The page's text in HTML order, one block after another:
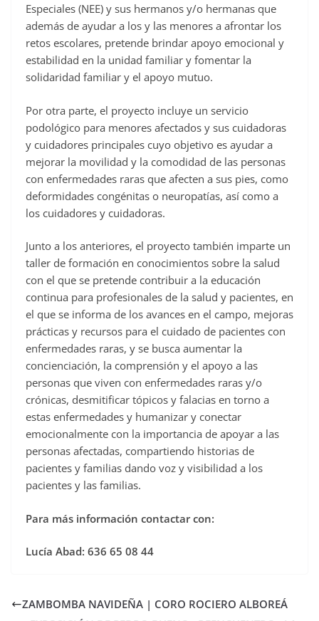
Especiales (NEE) y sus hermanos y/o hermanas que
además de ayudar a los y las menores a afrontar los
retos escolares, pretende brindar apoyo emocional y
estabilidad en la unidad familiar y fomentar la
solidaridad familiar y el apoyo mutuo.
Por otra parte, el proyecto incluye un servicio
podológico para menores afectados y sus cuidadoras
y cuidadores principales cuyo objetivo es ayudar a
mejorar la movilidad y la comodidad de las personas
con enfermedades raras que afecten a sus pies, como
deformidades congénitas o neuropatías, así como a
los cuidadores y cuidadoras.
Junto a los anteriores, el proyecto también imparte un
taller de formación en conocimientos sobre la salud
con el que se pretende contribuir a la educación
continua para profesionales de la salud y pacientes, en
el que se informa de los avances en el campo, mejoras
prácticas y recursos para el cuidado de pacientes con
enfermedades raras, y se busca aumentar la
concienciación, la comprensión y el apoyo a las
personas que viven con enfermedades raras y/o
crónicas, desmitificar tópicos y falacias en torno a
estas enfermedades y humanizar y conectar
emocionalmente con la importancia de apoyar a las
personas afectadas, compartiendo historias de
pacientes y familias dando voz y visibilidad a los
pacientes y las familias.
Para más información contactar con:
Lucía Abad: 636 65 08 44
ZAMBOMBA NAVIDEÑA | CORO ROCIERO ALBOREÁ